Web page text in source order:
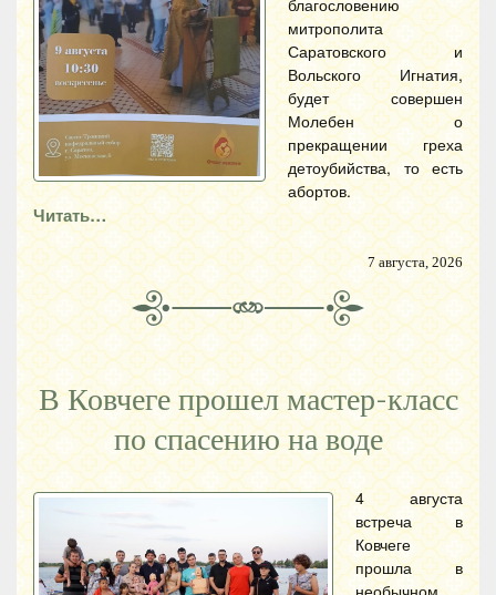
митрополита
Саратовского и
Вольского Игнатия,
будет совершен
Молебен о
прекращении греха
детоубийства, то есть
абортов.
Читать…
7 августа, 2026
В Ковчеге прошел мастер-класс
по спасению на воде
4 августа
встреча в
Ковчеге
прошла в
необычном